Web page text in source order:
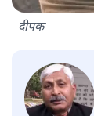
दीपक